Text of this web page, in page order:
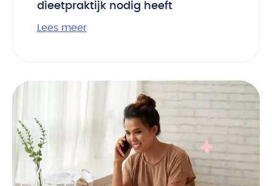
dieetpraktijk nodig heeft
Lees meer